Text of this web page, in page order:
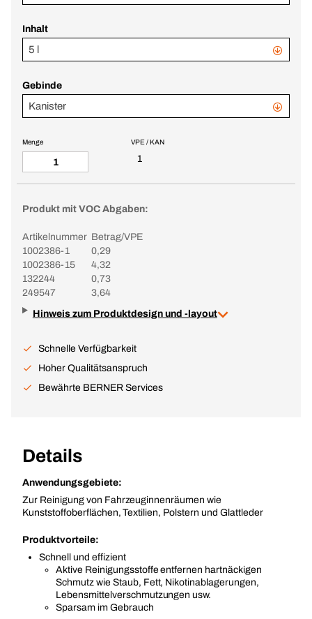
Inhalt
5 l
Gebinde
Kanister
VPE / KAN
1
Menge
Produkt mit VOC Abgaben:
Artikelnummer Betrag/VPE
1002386-1
0,29
1002386-15
4,32
132244
0,73
249547
3,64
Hinweis zum Produktdesign und -layout
Schnelle Verfügbarkeit
Hoher Qualitätsanspruch
Bewährte BERNER Services
Details
Anwendungsgebiete:
Zur Reinigung von Fahrzeuginnenräumen wie
Kunststoffoberflächen, Textilien, Polstern und Glattleder
Produktvorteile:
Schnell und effizient
Aktive Reinigungsstoffe entfernen hartnäckigen
Schmutz wie Staub, Fett, Nikotinablagerungen,
Lebensmittelverschmutzungen usw.
Sparsam im Gebrauch